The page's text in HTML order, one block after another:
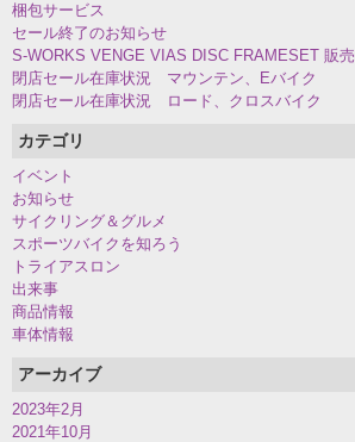
梱包サービス
セール終了のお知らせ
S-WORKS VENGE VIAS DISC FRAMESET 販売
閉店セール在庫状況 マウンテン、Eバイク
閉店セール在庫状況 ロード、クロスバイク
カテゴリ
イベント
お知らせ
サイクリング＆グルメ
スポーツバイクを知ろう
トライアスロン
出来事
商品情報
車体情報
アーカイブ
2023年2月
2021年10月